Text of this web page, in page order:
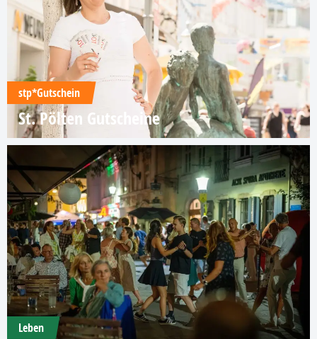
stp*Gutschein
St. Pölten Gutscheine
Leben